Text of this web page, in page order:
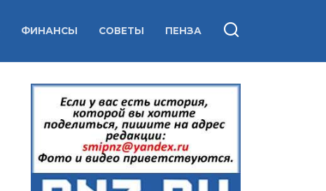
ФИНАНСЫ СОВЕТЫ ПЕНЗА